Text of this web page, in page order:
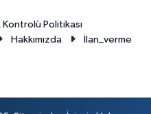
Politikası
Hakkımızda
İlan_verme